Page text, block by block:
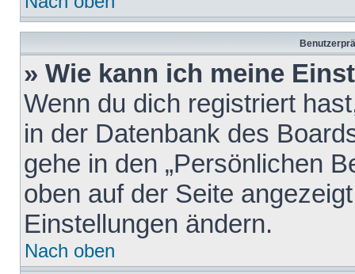
» Wie kann ich meine
Wenn du dich registriert
in der Datenbank des
gehe in den „Persönlichen
oben auf der Seite
Einstellungen ändern.
Nach oben